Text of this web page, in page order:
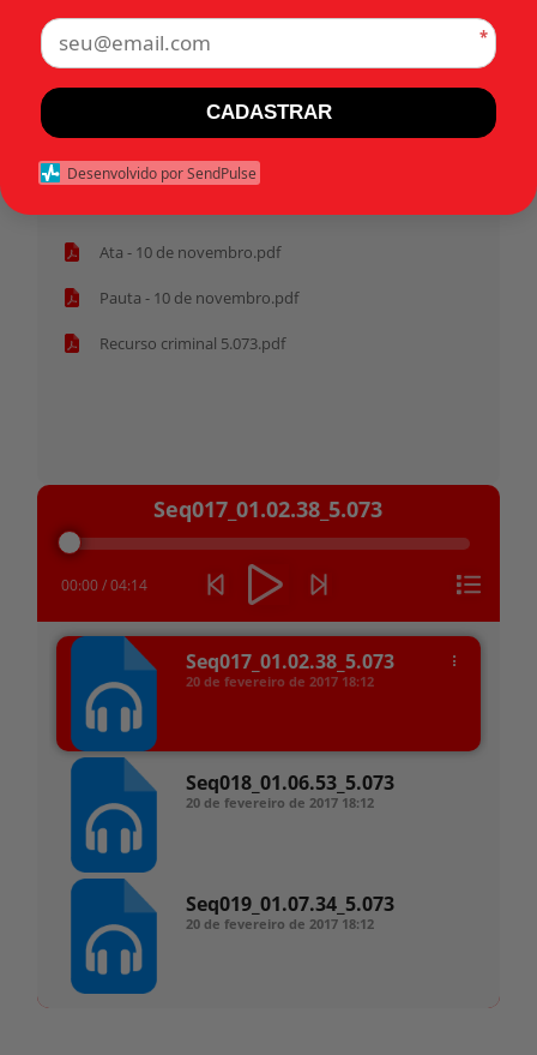
Tags:
Início
Ata - 10 de novembro.pdf
Pauta - 10 de novembro.pdf
Recurso criminal 5.073.pdf
Tocador
áudio
Seq017_01.02.38_5.073
00:00 /04:14
Seq017_01.02.38_5.073
20 de fevereiro de 2017 18:12
Seq018_01.06.53_5.073
20 de fevereiro de 2017 18:12
Seq019_01.07.34_5.073
20 de fevereiro de 2017 18:12
*
CADASTRAR
Desenvolvido por SendPulse